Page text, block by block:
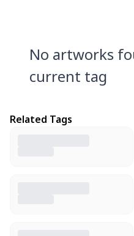
No artworks
current tag
Related Tags